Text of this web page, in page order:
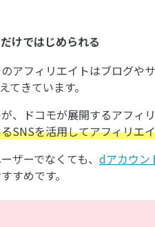
けではじめられる
アフィリエイトはブログや
てきています。
、ドコモが展開するアフィ
SNSを活用してアフィリエ
ザーでなくても、 dアカウン
すめです。